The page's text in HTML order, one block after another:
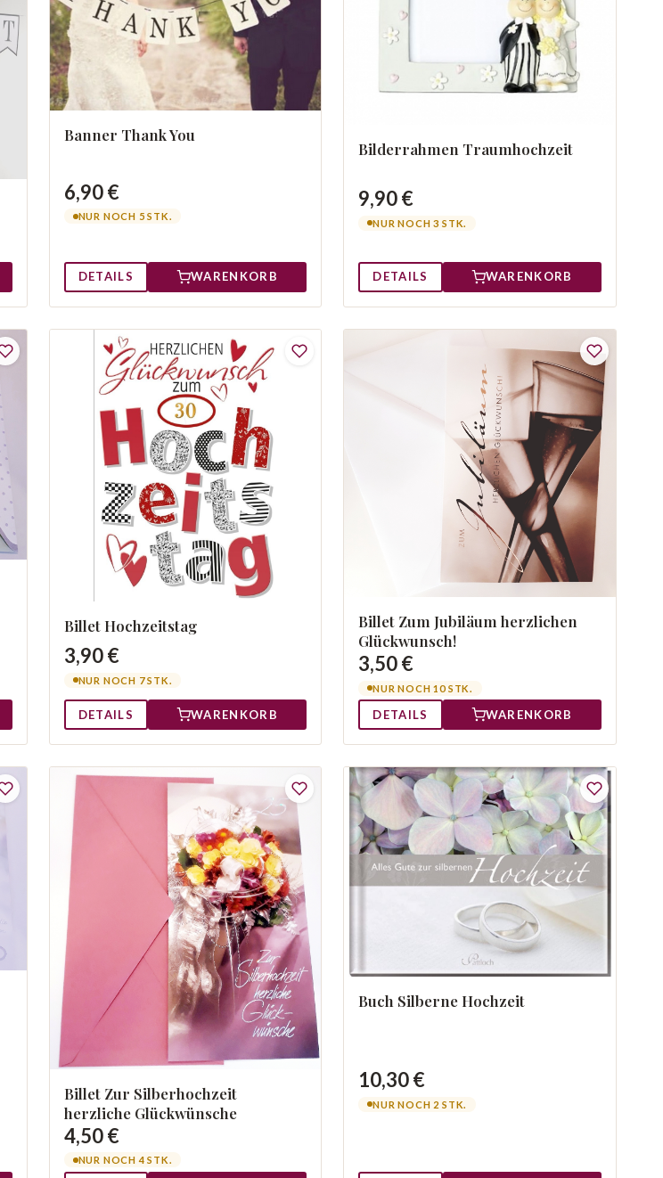
Banner Thank You
6,90 €
NUR NOCH 5 STK.
DETAILS WARENKORB
Bilderrahmen Traumhochzeit
9,90 €
NUR NOCH 3 STK.
DETAILS WARENKORB
Billet Hochzeitstag
3,90 €
NUR NOCH 7 STK.
DETAILS WARENKORB
Billet Zum Jubiläum herzlichen
Glückwunsch!
3,50 €
NUR NOCH 10 STK.
DETAILS WARENKORB
Billet Zur Silberhochzeit
herzliche Glückwünsche
4,50 €
NUR NOCH 4 STK.
Buch Silberne Hochzeit
10,30 €
NUR NOCH 2 STK.